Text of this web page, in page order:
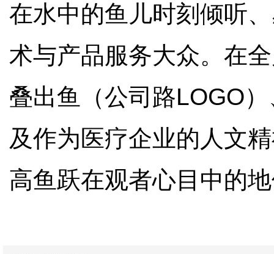
在水中的鱼儿时刻倾听
术与产品服务大众。在
叠出鱼（公司路LOGO
及作为医疗企业的人文
高鱼跃在观者心目中的